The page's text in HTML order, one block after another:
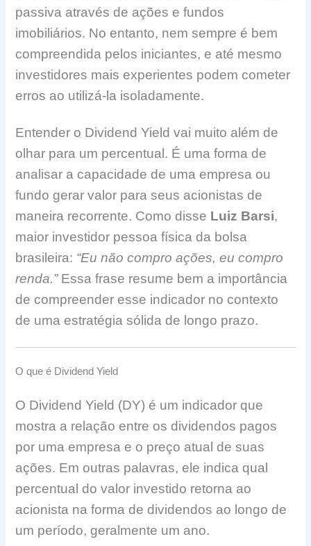
passiva através de ações e fundos
imobiliários. No entanto, nem sempre é bem
compreendida pelos iniciantes, e até mesmo
investidores mais experientes podem cometer
erros ao utilizá-la isoladamente.
Entender o Dividend Yield vai muito além de
olhar para um percentual. É uma forma de
analisar a capacidade de uma empresa ou
fundo gerar valor para seus acionistas de
maneira recorrente. Como disse Luiz Barsi,
maior investidor pessoa física da bolsa
brasileira: “Eu não compro ações, eu compro
renda.”Essa frase resume bem a importância
de compreender esse indicador no contexto
de uma estratégia sólida de longo prazo.
O que é Dividend Yield
O Dividend Yield (DY) é um indicador que
mostra a relação entre os dividendos pagos
por uma empresa e o preço atual de suas
ações. Em outras palavras, ele indica qual
percentual do valor investido retorna ao
acionista na forma de dividendos ao longo de
um período, geralmente um ano.